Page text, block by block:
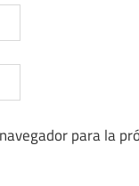
para la